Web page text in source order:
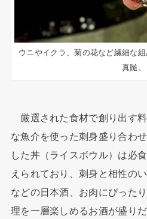
ウニやイクラ、菊の花など繊細な
真髄。
厳選された食材で創り出す
な魚介を使った刺身盛り合わ
した丼（ライスボウル）は必
えられており、刺身と相性の
などの日本酒、お肉にぴった
理を一層楽しめるお酒が盛り